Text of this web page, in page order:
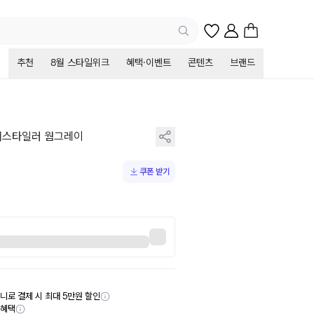
추천 8월 스타일위크 혜택·이벤트 콘텐츠 브랜드
타일러 웜그레이
쿠폰 받기
로 결제 시 최대 5만원 할인
택